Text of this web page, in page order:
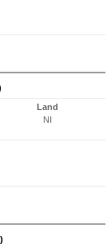
Land
NI